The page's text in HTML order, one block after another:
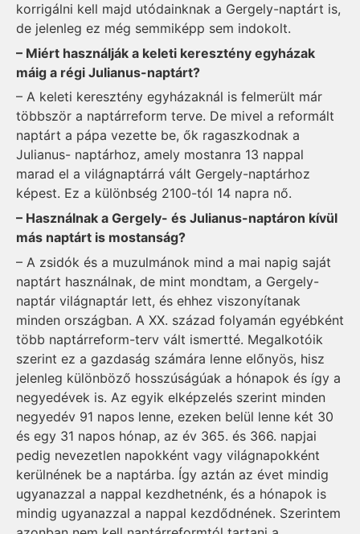
korrigálni kell majd utó­dainknak a Gergely-naptárt is,
de jelenleg ez még semmiképp sem indokolt.
– Miért használják a keleti keresztény egyházak
máig a régi Julianus-naptárt?
– A keleti keresztény egyházaknál is felmerült már
többször a naptárreform terve. De mivel a reformált
naptárt a pápa vezette be, ők ragaszkodnak a
Julianus- naptárhoz, amely mostanra 13 nappal
marad el a világnaptárrá vált Gergely-naptárhoz
képest. Ez a különbség 2100-tól 14 napra nő.
– Használnak a Gergely- és Julianus-naptáron kívül
más naptárt is mostanság?
– A zsidók és a muzulmánok mind a mai napig saját
naptárt használnak, de mint mondtam, a Gergely-
naptár világnaptár lett, és ehhez viszonyítanak
minden országban. A XX. század folyamán egyébként
több naptárreform-terv vált ismertté. Megalkotóik
szerint ez a gazdaság számára lenne előnyös, hisz
jelenleg különböző hosszúságúak a hónapok és így a
negyedévek is. Az egyik elképzelés sze­rint minden
negyedév 91 napos lenne, ezeken belül lenne két 30
és egy 31 napos hónap, az év 365. és 366. napjai
pedig nevezetlen napokként vagy világnapokként
kerülnének be a naptárba. Így aztán az évet mindig
ugyanazzal a nappal kezdhetnénk, és a hónapok is
mindig ugyanazzal a nappal kezdődnének. Szerintem